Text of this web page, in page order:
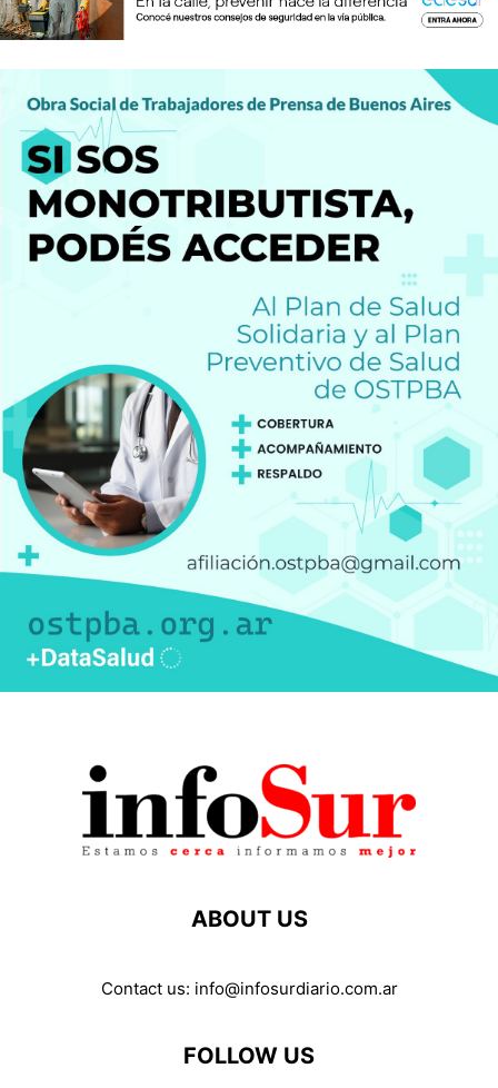
ABOUT US
Contact us: info@infosurdiario.com.ar
FOLLOW US